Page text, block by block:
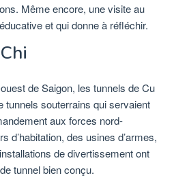
Même encore, une visite au
et qui donne à réfléchir.
de Saigon, les tunnels de Cu
tunnels souterrains qui servaient
aux forces nord-
d’habitation, des usines d’armes,
de divertissement ont
tunnel bien conçu.